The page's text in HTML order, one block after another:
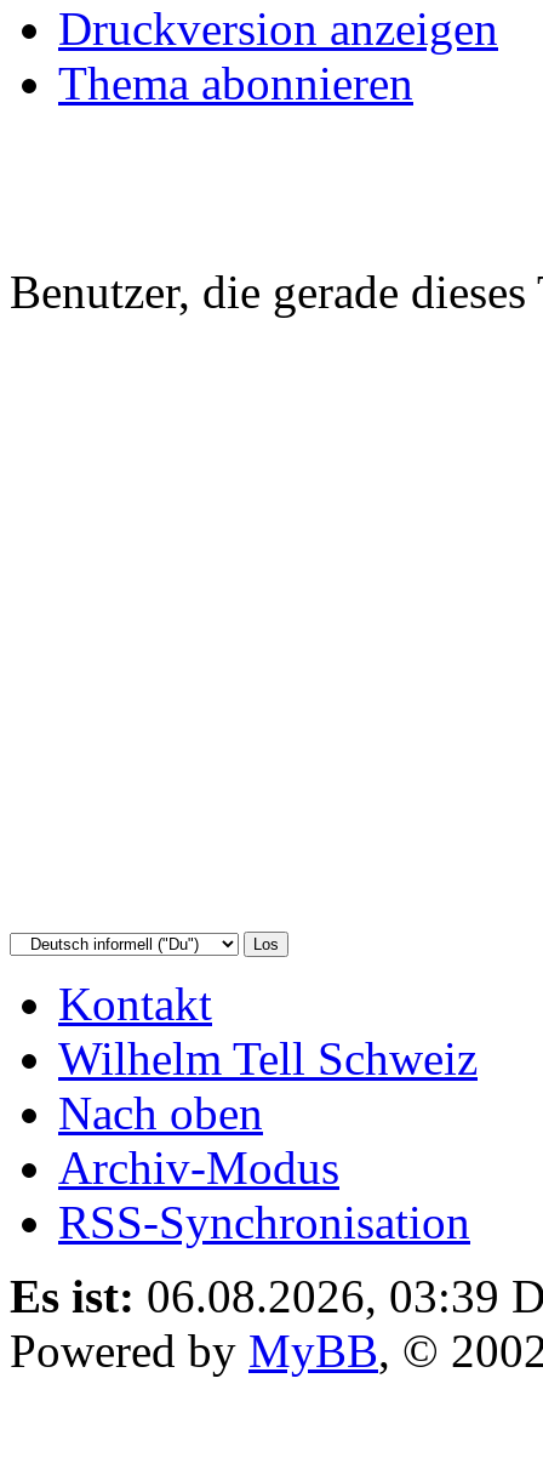
Druckversion anzeigen
Thema abonnieren
Benutzer, die gerade
Kontakt
Wilhelm Tell Schweiz
Nach oben
Archiv-Modus
RSS-Synchronisation
Es ist: 06.08.2026, 03:39
Powered by MyBB, ©